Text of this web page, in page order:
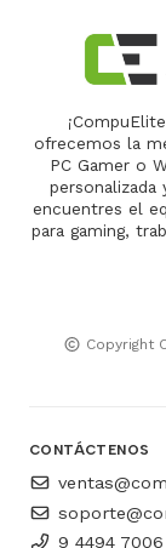
ofrecemos la
PC Gamer o
personalizada
encuentres el
para gaming,
Copyright
CONTÁCTENOS
9 4494 7006